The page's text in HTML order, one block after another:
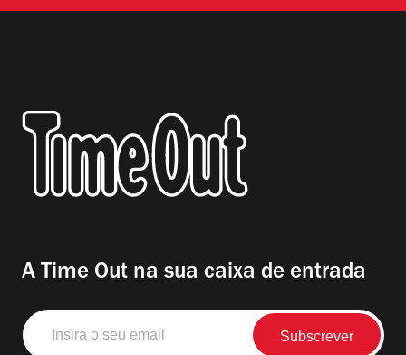
A Time Out na sua caixa de entrada
Insira
o